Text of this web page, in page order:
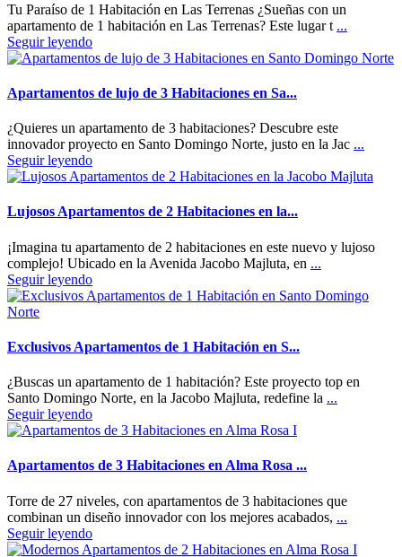
Tu Paraíso de 1 Habitación en Las Terrenas ¿Sueñas con un
apartamento de 1 habitación en Las Terrenas? Este lugar t ...
Seguir leyendo
Apartamentos de lujo de 3 Habitaciones en Sa...
¿Quieres un apartamento de 3 habitaciones? Descubre este
innovador proyecto en Santo Domingo Norte, justo en la Jac ...
Seguir leyendo
Lujosos Apartamentos de 2 Habitaciones en la...
¡Imagina tu apartamento de 2 habitaciones en este nuevo y lujoso
complejo! Ubicado en la Avenida Jacobo Majluta, en ...
Seguir leyendo
Exclusivos Apartamentos de 1 Habitación en S...
¿Buscas un apartamento de 1 habitación? Este proyecto top en
Santo Domingo Norte, en la Jacobo Majluta, redefine la ...
Seguir leyendo
Apartamentos de 3 Habitaciones en Alma Rosa ...
Torre de 27 niveles, con apartamentos de 3 habitaciones que
combinan un diseño innovador con los mejores acabados, ...
Seguir leyendo